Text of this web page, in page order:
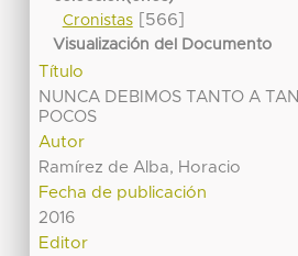
Cronistas[566]
Visualización del Documento
Título
NUNCA DEBIMOS TANTO A TAN
POCOS
Autor
Ramírez de Alba, Horacio
Fecha de publicación
2016
Editor